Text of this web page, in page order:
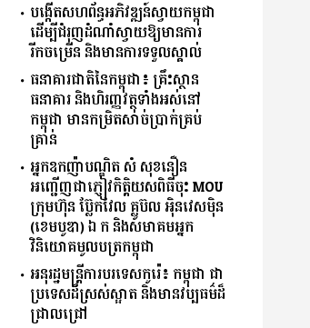
បង្កើតសហព័ន្ធអភិវឌ្ឍន៍ស្វាយកម្ពុជា
ដើម្បីជំរុញដំណាំស្វាយឱ្យមានការ
រីកចម្រើន និងមានការទទួលស្គាល់
ធនាគារជាតិនៃកម្ពុជា៖ គ្រឹះស្ថាន
ធនាគារ និងហិរញ្ញវត្ថុទាំងអស់នៅ
កម្ពុជា មានកម្រិតសាច់ប្រាក់គ្រប់
គ្រាន់
អ្នកឧកញ៉ាបណ្ឌិត សំ សុខនឿន
អញ្ជើញជា​ភ្ញៀវកិត្តិយស​ពិធី​ចុះ MOU
ក្រុមហ៊ុន ប្ល៊ែកវែល គ្លូប៊ល អ៉ិនវេសម៉ិន
(ខេមបូឌា) ឯ.ក និងសមាគមអ្នក
វិនិយោគមូលបត្រកម្ពុជា
អនុរដ្ឋមន្រ្តីការបរទេសកូរ៉េ៖ កម្ពុជា ជា
ប្រទេសដ៏ស្រស់ស្អាត និងមានវប្បធម៌ដ៏
ជ្រាលជ្រៅ